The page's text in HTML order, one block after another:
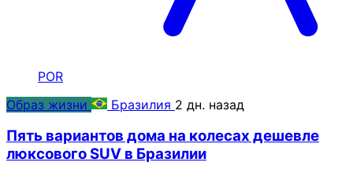
POR
Образ жизни
Бразилия 2 дн. назад
Пять вариантов дома на колесах дешевле
люксового SUV в Бразилии